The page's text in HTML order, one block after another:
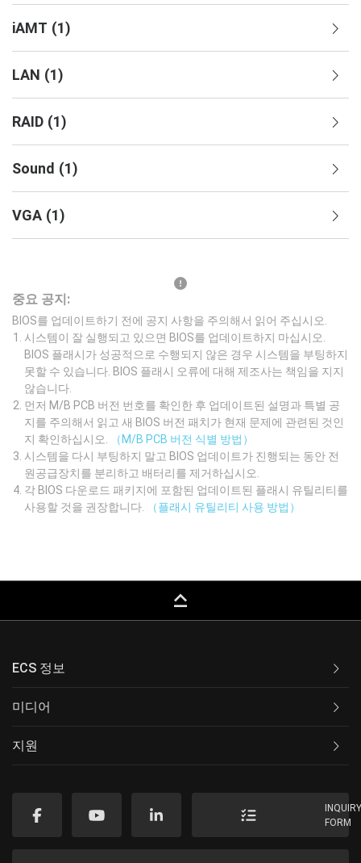
iAMT (1)
LAN (1)
RAID (1)
Sound (1)
VGA (1)
중요 공지:
BIOS를 업데이트하기 전에 공지 사항을 주의해서 읽어 주십시오.
시스템이 잘 실행되고 있으면 BIOS를 업데이트하지 마십시오.
BIOS 플래시가 성공적으로 수행되지 않은 경우 시스템을 부팅하지
못할 수 있습니다. BIOS 플래시 오류에 대해 제조사는 책임을 지지
않습니다.
먼저 M/B PCB 버전 번호를 확인한 후 업데이트된 설명과 특별 공
지를 주의해서 읽고 새 BIOS 버전 패치가 현재 문제에 관련된 것인
지 확인하십시오.
（M/B PCB 버전 식별 방법）
시스템을 다시 부팅하지 말고 BIOS 업데이트가 진행되는 동안 전
원공급장치를 분리하고 배터리를 제거하십시오.
각 BIOS 다운로드 패키지에 포함된 업데이트된 플래시 유틸리티를
사용할 것을 권장합니다.
（플래시 유틸리티 사용 방법）
keyboard_capslock
ECS 정보
미디어
지원
FORM